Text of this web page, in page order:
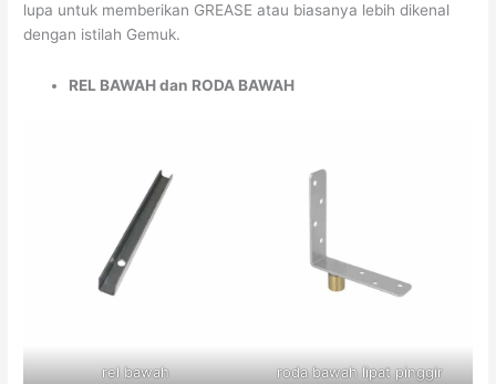
lupa untuk memberikan GREASE atau biasanya lebih dikenal
dengan istilah Gemuk.
REL BAWAH dan RODA BAWAH
rel bawah roda bawah lipat pinggir